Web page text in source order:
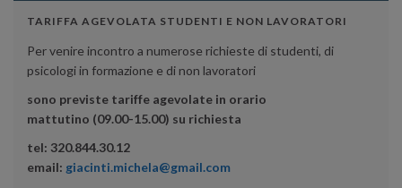
TARIFFA AGEVOLATA STUDENTI E NON LAVORATORI
Per venire incontro a numerose richieste di studenti, di
psicologi in formazione e di non lavoratori
sono previste tariffe agevolate in orario
mattutino (09.00-15.00) su richiesta
tel: 320.844.30.12
email: giacinti.michela@gmail.com